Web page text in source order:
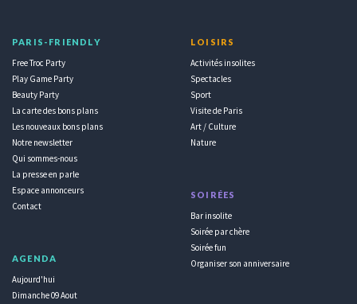
PARIS-FRIENDLY
Free Troc Party
Play Game Party
Beauty Party
La carte des bons plans
Les nouveaux bons plans
Notre newsletter
Qui sommes-nous
La presse en parle
Espace annonceurs
Contact
AGENDA
Aujourd'hui
Dimanche 09 Aout
LOISIRS
Activités insolites
Spectacles
Sport
Visite de Paris
Art / Culture
Nature
SOIRÉES
Bar insolite
Soirée par chère
Soirée fun
Organiser son anniversaire